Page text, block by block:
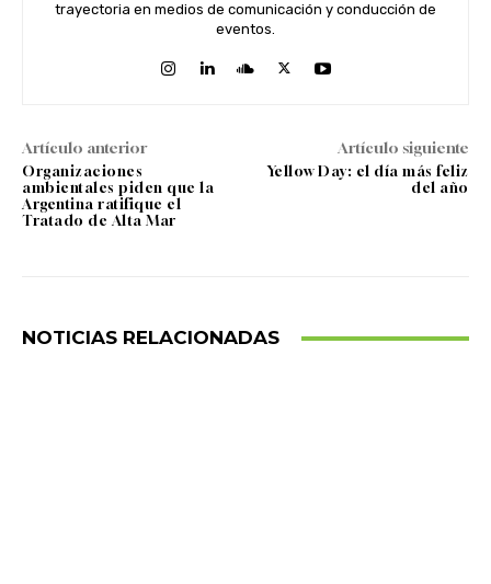
trayectoria en medios de comunicación y conducción de
eventos.
Artículo anterior
Organizaciones
ambientales piden que la
Argentina ratifique el
Tratado de Alta Mar
Artículo siguiente
Yellow Day: el día más feliz
del año
NOTICIAS RELACIONADAS